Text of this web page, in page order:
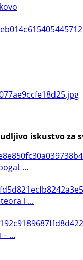
iskustvo
...
i ...
...